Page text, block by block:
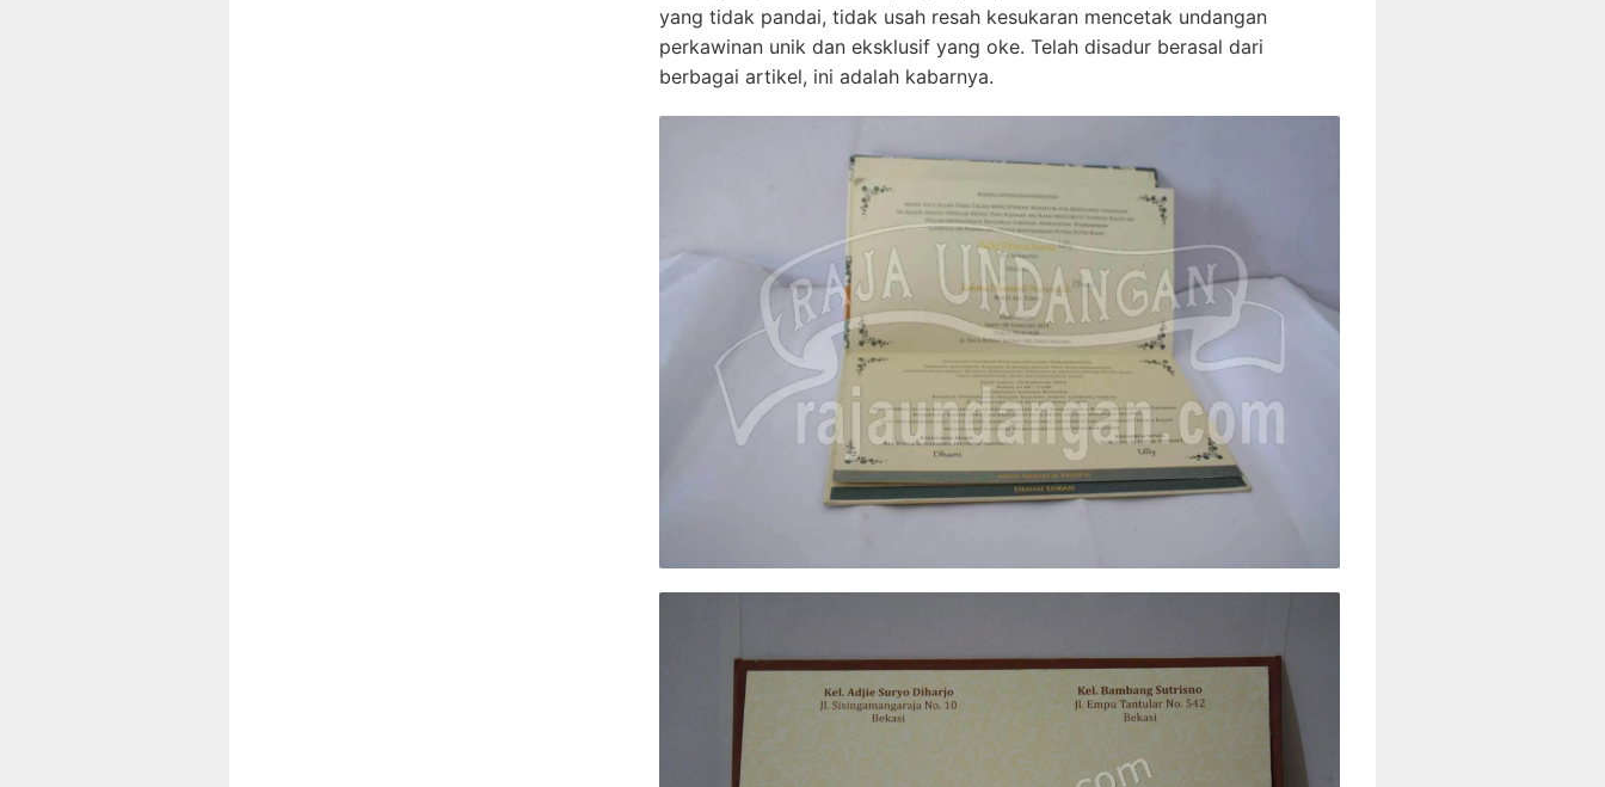
yang tidak pandai, tidak usah resah kesukaran mencetak undangan
perkawinan unik dan eksklusif yang oke. Telah disadur berasal dari
berbagai artikel, ini adalah kabarnya.